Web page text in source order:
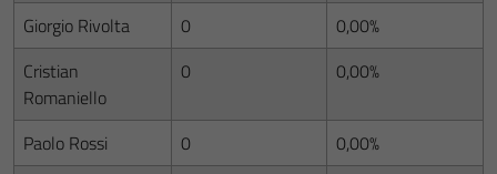
Giorgio Rivolta
0
0,00%
Cristian
Romaniello
0 0,00%
Paolo Rossi 0
0,00%